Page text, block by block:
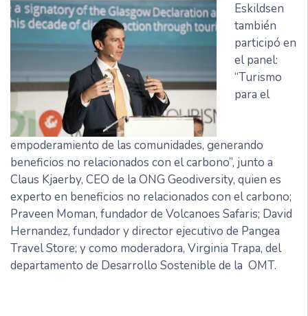
Eskildsen
también
participó en
el panel:
“Turismo
para el
empoderamiento de las comunidades, generando
beneficios no relacionados con el carbono”, junto a
Claus Kjaerby, CEO de la ONG Geodiversity, quien es
experto en beneficios no relacionados con el carbono;
Praveen Moman, fundador de Volcanoes Safaris; David
Hernandez, fundador y director ejecutivo de Pangea
Travel Store; y como moderadora, Virginia Trapa, del
departamento de Desarrollo Sostenible de la OMT.